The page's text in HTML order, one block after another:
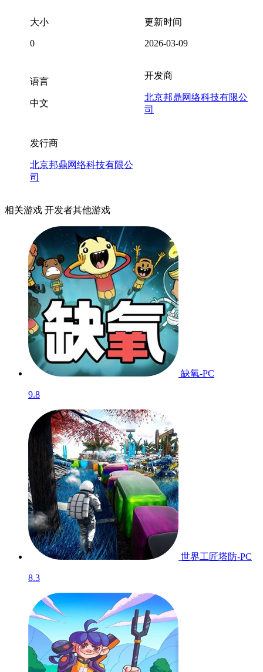
大小
0
更新时间
2026-03-09
语言
中文
开发商
北京邦鼎网络科技有限公
司
发行商
北京邦鼎网络科技有限公
司
相关游戏 开发者其他游戏
缺氧-PC
9.8
世界工匠塔防-PC
8.3